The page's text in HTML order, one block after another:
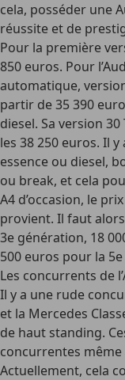
cela, posséder une
réussite et de
Pour la première
850 euros. Pour
automatique,
partir de 35 390
diesel. Sa version
les 38 250 euros. Il
essence ou diesel,
ou break, et cela
A4 d’occasion, le
provient. Il faut
3e génération, 18
500 euros pour la
Les concurrents de
Il y a une rude
et la Mercedes
de haut standing.
concurrentes
Actuellement, cela